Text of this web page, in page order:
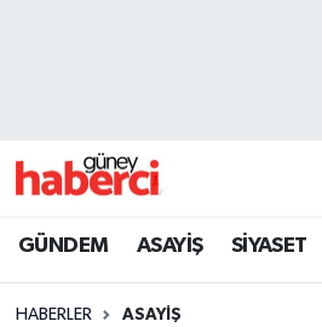
GÜNDEM ASAYİŞ SİYASET
HABERLER ASAYİŞ
Beyoğlu Trafik Yoğunluk